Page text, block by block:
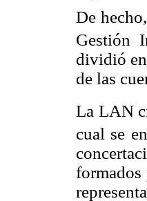
De
Gestión
dividió
de las
La LAN
cual se
formados